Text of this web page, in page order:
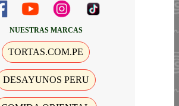
NUESTRAS MARCAS
TORTAS.COM.PE
DESAYUNOS PERU